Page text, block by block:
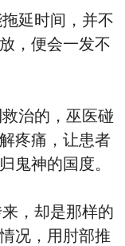
延时间，并不
，便会一发不
治的，巫医碰
疼痛，让患者
鬼神的国度。
，却是那样的
况，用肘部推